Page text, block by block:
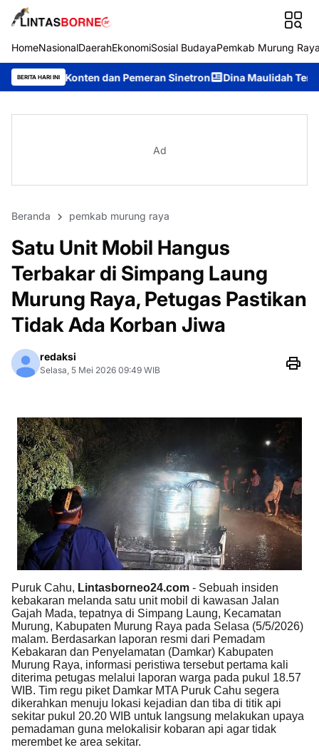
HomeNasionalDaerahEkonomiSosial BudayaPemkab Murung
BERITA HARI INI
Pemeran Sinetron Dina Maulidah Terpilih Aklamasi Pimpin
Ad
Beranda pemkab murung raya
Satu Unit Mobil Hangus
Terbakar di Simpang Laung
Murung Raya, Petugas Pastikan
Tidak Ada Korban Jiwa
redaksi
Selasa, 5 Mei 2026 09:49 WIB
Puruk Cahu, Lintasborneo24.com - Sebuah insiden
kebakaran melanda satu unit mobil di kawasan Jalan
Gajah Mada, tepatnya di Simpang Laung, Kecamatan
Murung, Kabupaten Murung Raya pada Selasa (5/5/2026)
malam. Berdasarkan laporan resmi dari Pemadam
Kebakaran dan Penyelamatan (Damkar) Kabupaten
Murung Raya, informasi peristiwa tersebut pertama kali
diterima petugas melalui laporan warga pada pukul 18.57
WIB. Tim regu piket Damkar MTA Puruk Cahu segera
dikerahkan menuju lokasi kejadian dan tiba di titik api
sekitar pukul 20.20 WIB untuk langsung melakukan upaya
pemadaman guna melokalisir kobaran api agar tidak
merembet ke area sekitar.